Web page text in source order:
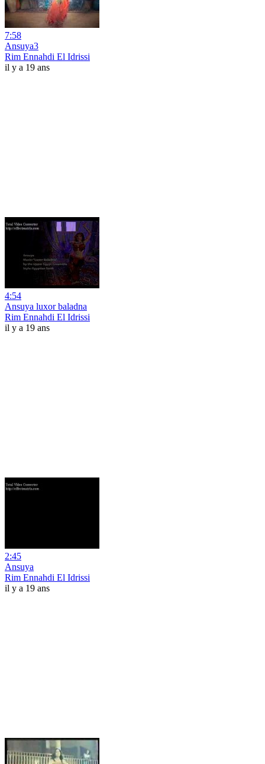
7:58
Ansuya3
Rim Ennahdi El Idrissi
il y a 19 ans
4:54
Ansuya luxor baladna
Rim Ennahdi El Idrissi
il y a 19 ans
2:45
Ansuya
Rim Ennahdi El Idrissi
il y a 19 ans